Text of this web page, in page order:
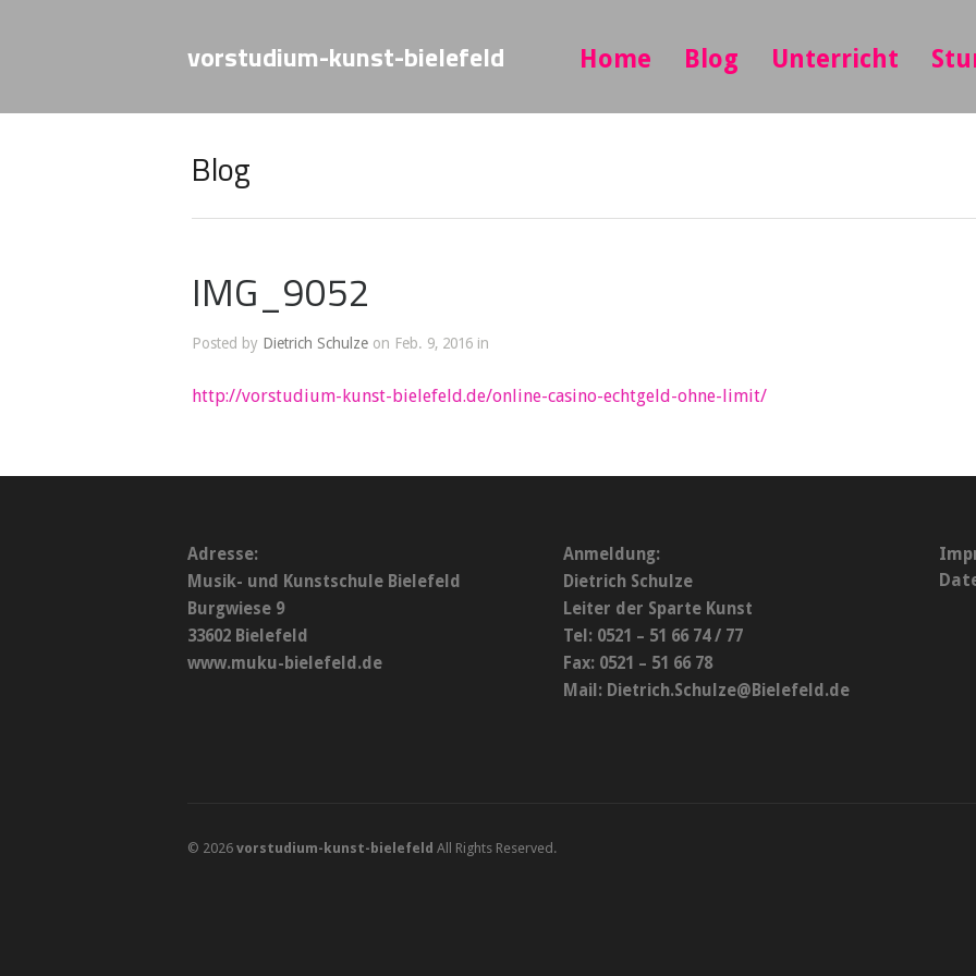
vorstudium-kunst-bielefeld Home Blog Unterricht
Blog
IMG_9052
Posted by Dietrich Schulze on Feb. 9, 2016 in
http://vorstudium-kunst-bielefeld.de/online-casino-echtgeld-ohne-limit/
Adresse:
Musik- und Kunstschule Bielefeld
Burgwiese 9
33602 Bielefeld
www.muku-bielefeld.de
Anmeldung:
Dietrich Schulze
Leiter der Sparte Kunst
Tel: 0521 – 51 66 74 / 77
Fax: 0521 – 51 66 78
Mail: Dietrich.Schulze@Bielefeld.de
© 2026 vorstudium-kunst-bielefeld All Rights Reserved.